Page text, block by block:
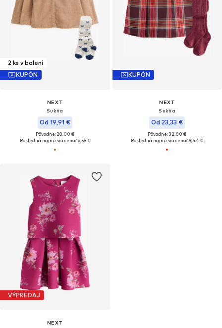
2 ks v balení
KUPÓN
NEXT
Sukňa
Od 19,91 €
Pôvodne: 28,00 €
Posledná najnižšia cena:16,59 €
KUPÓN
NEXT
Sukňa
Od 23,33 €
Pôvodne: 32,00 €
Posledná najnižšia cena:19,44 €
VÝPREDAJ
NEXT